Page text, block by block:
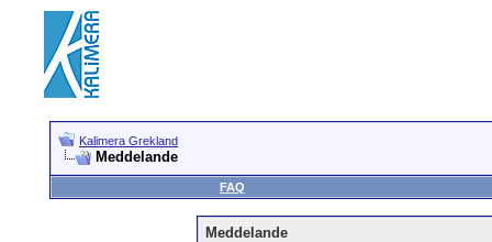
Kalimera Grekland
Meddelande
FAQ
Meddelande